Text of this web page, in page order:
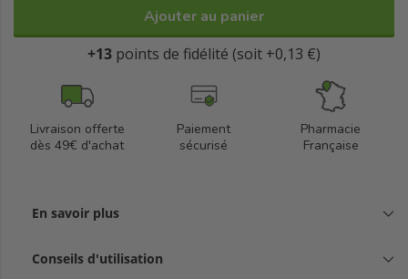
Ajouter au panier
+13 points de fidélité (soit +0,13 €)
Livraison offerte
dès 49€ d'achat
Paiement
sécurisé
Pharmacie
Française
En savoir plus
Conseils d'utilisation